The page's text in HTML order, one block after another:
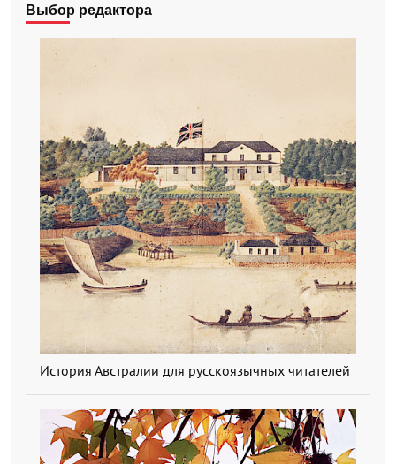
Выбор редактора
История Австралии для русскоязычных читателей